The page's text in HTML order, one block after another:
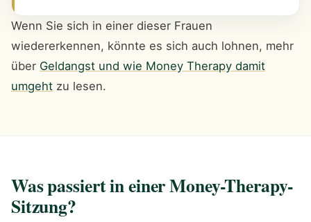
Wenn Sie sich in einer dieser Frauen
wiedererkennen, könnte es sich auch lohnen, mehr
über Geldangst und wie Money Therapy damit
umgeht zu lesen.
Was passiert in einer Money-Therapy-
Sitzung?